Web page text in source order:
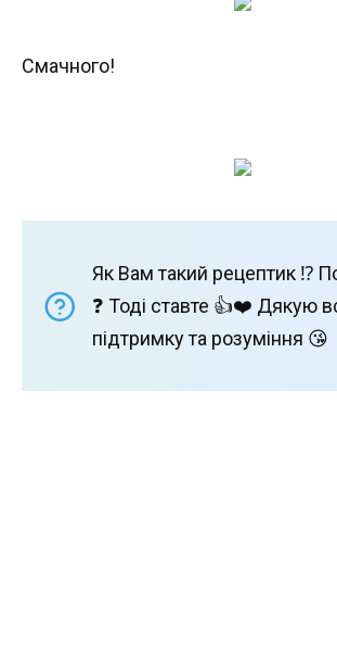
Смачного!
Як Вам такий рецептик ⁉️
❓ Тоді ставте 👍❤️ Дякую
підтримку та розуміння 😘